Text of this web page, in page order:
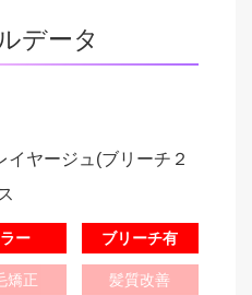
データ
イヤージュ(ブリーチ２
ー ブリーチ有
矯正 髪質改善